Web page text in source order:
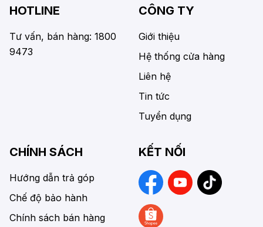
HOTLINE
Tư vấn, bán hàng: 1800
9473
CÔNG TY
Giới thiệu
Hệ thống cửa hàng
Liên hệ
Tin tức
Tuyển dụng
CHÍNH SÁCH
Hướng dẫn trả góp
Chế độ bảo hành
Chính sách bán hàng
KẾT NỐI